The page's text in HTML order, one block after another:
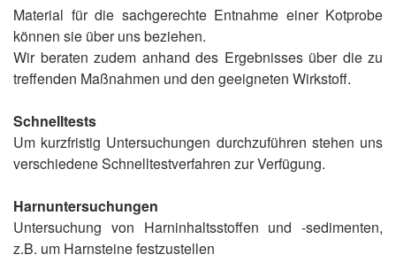
Material für die sachgerechte Entnahme einer Kotprobe
können sie über uns beziehen.
Wir beraten zudem anhand des Ergebnisses über die zu
treffenden Maßnahmen und den geeigneten Wirkstoff.
Schnelltests
Um kurzfristig Untersuchungen durchzuführen stehen uns
verschiedene Schnelltestverfahren zur Verfügung.
Harnuntersuchungen
Untersuchung von Harninhaltsstoffen und -sedimenten,
z.B. um Harnsteine festzustellen